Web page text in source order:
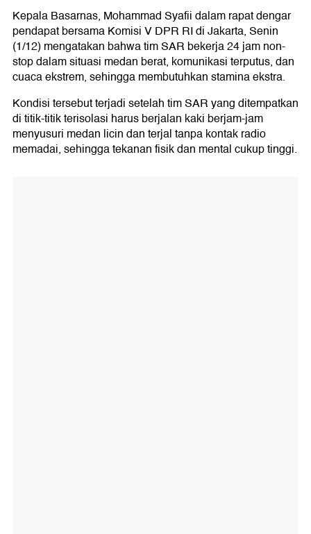
Kepala Basarnas, Mohammad Syafii dalam rapat dengar
pendapat bersama Komisi V DPR RI di Jakarta, Senin
(1/12) mengatakan bahwa tim SAR bekerja 24 jam non-
stop dalam situasi medan berat, komunikasi terputus, dan
cuaca ekstrem, sehingga membutuhkan stamina ekstra.
Kondisi tersebut terjadi setelah tim SAR yang ditempatkan
di titik-titik terisolasi harus berjalan kaki berjam-jam
menyusuri medan licin dan terjal tanpa kontak radio
memadai, sehingga tekanan fisik dan mental cukup tinggi.